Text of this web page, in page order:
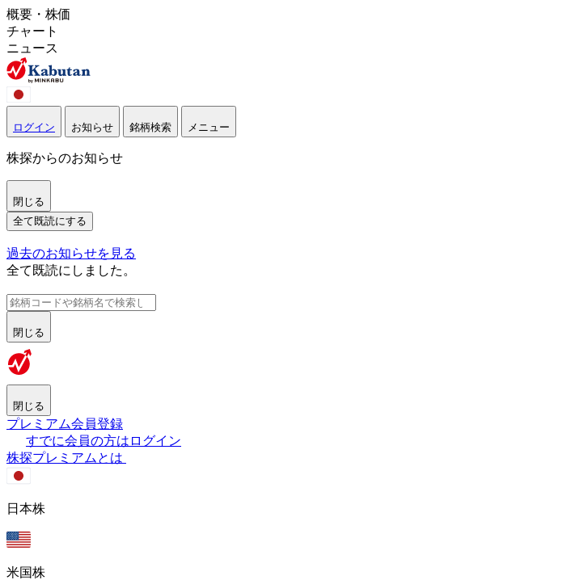
概要・株価
チャート
ニュース
ログイン お知らせ 銘柄検索 メニュー
株探からのお知らせ
閉じる
全て既読にする
過去のお知らせを見る
全て既読にしました。
閉じる
閉じる
プレミアム会員登録
すでに会員の方はログイン
株探プレミアムとは
日本株
米国株